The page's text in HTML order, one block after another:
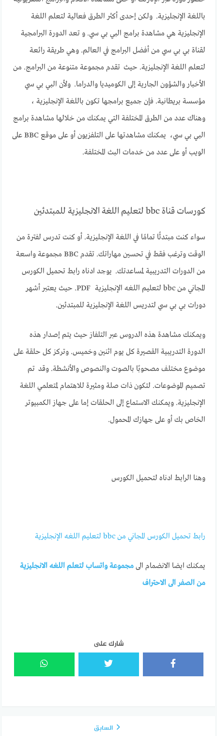
باللغة الإنجليزية. ولكن إحدى أكثر الطرق فعالية لتعلم اللغة
الإنجليزية هي مشاهدة برامج البي بي سي. و تعد الدورة البرامجية
لقناة بي بي سي من أفضل البرامج في العالم. وهي طريقة رائعة
لتعلم اللغة الإنجليزية. حيث تقدم مجموعة متنوعة من البرامج. من
الأخبار والشؤون الجارية إلى الكوميديا ​​والدراما. ولأن البي بي سي
مؤسسة بريطانية. فإن جميع برامجها تكون باللغة الإنجليزية ،
وهناك عدد من الطرق المختلفة التي يمكنك من خلالها مشاهدة برامج
البي بي سي، يمكنك مشاهدتها على التلفزيون أو على موقع BBC على
الويب أو على عدد من خدمات البث المختلفة.
كورسات قناة bbc لتعليم اللغة الانجليزية للمبتدئين
سواء كنت مبتدئًا تمامًا في اللغة الإنجليزية. أو كنت تدرس لفترة من
الوقت وترغب فقط في تحسين مهاراتك. تقدم BBC مجموعة واسعة
من الدورات التدريبية لمساعدتك. يوجد ادناه رابط تحميل الكورس
المجاني من bbc لتعليم اللغه الإنجليزية PDF. حيث يعتبر أشهر
دورات بي بي سي لتدريس اللغة الإنجليزية للمبتدئين.
ويمكنك مشاهدة هذه الدروس عبر التلفاز حيث يتم إصدار هذه
الدورة التدريبية القصيرة كل يوم اثنين وخميس. وتركز كل حلقة على
موضوع مختلف مصحوبًا بالصوت والنصوص والأنشطة. وقد تم
تصميم الموضوعات. لتكون ذات صلة ومثيرة للاهتمام لمتعلمي اللغة
الإنجليزية. ويمكنك الاستماع إلى الحلقات إما على جهاز الكمبيوتر
الخاص بك أو على جهازك المحمول.
وهنا الرابط ادناه لتحميل الكورس
رابط تحميل الكورس المجاني من bbc لتعليم اللغه الإنجليزية
يمكنك ايضا الانضمام الىمجموعة واتساب لتعلم اللغه الانجليزية
من الصفر الى الاحتراف
شارك على
السابق